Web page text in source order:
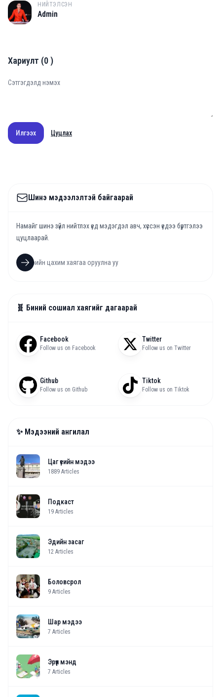
A
НИЙТЭЛСЭН
Admin
Хариулт (0)
Илгээх Цуцлах
Шинэ мэдээлэлтэй байгаарай
Намайг шинэ зүйл нийтлэх үед мэдэгдэл авч, хүссэн үедээ бүртгэлээ
цуцлаарай.
🧬 Биний сошиал хаягийг дагаарай
Facebook
Follow us on Facebook
Twitter
Follow us on Twitter
Github
Follow us on Github
Tiktok
Follow us on Tiktok
✨ Мэдээний ангилал
Цаг үеийн мэдээ
1889 Articles
Подкаст
19 Articles
Эдийн засаг
12 Articles
Боловсрол
9 Articles
Шар мэдээ
7 Articles
Эрүүл мэнд
7 Articles